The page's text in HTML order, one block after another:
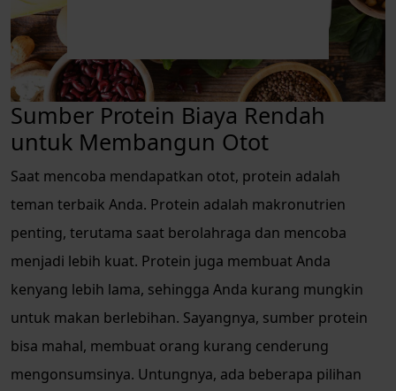
Sumber Protein Biaya Rendah
untuk Membangun Otot
Saat mencoba mendapatkan otot, protein adalah
teman terbaik Anda. Protein adalah makronutrien
penting, terutama saat berolahraga dan mencoba
menjadi lebih kuat. Protein juga membuat Anda
kenyang lebih lama, sehingga Anda kurang mungkin
untuk makan berlebihan. Sayangnya, sumber protein
bisa mahal, membuat orang kurang cenderung
mengonsumsinya. Untungnya, ada beberapa pilihan